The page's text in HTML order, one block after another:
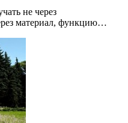
не через
материал, функцию…